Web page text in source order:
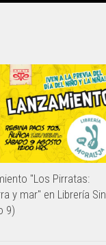
"Los Pirratas:
y mar" en Librería Sin
9)